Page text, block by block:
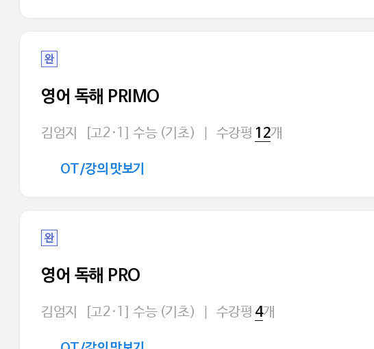
완
영어 독해 PRIMO
김엄지 [고2·1] 수능 (기초) 수강평 12개
OT/강의 맛보기
완
영어 독해 PRO
김엄지 [고2·1] 수능 (기초) 수강평 4개